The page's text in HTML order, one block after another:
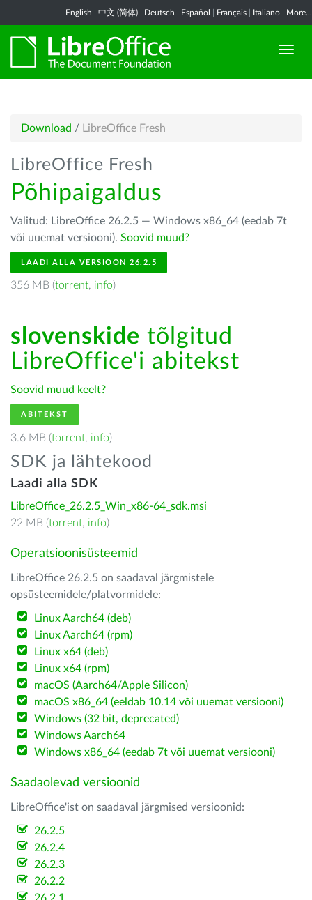
English 中文 (简体) Deutsch Español Français Italiano More...
Download / LibreOffice Fresh
LibreOffice Fresh
Põhipaigaldus
Valitud: LibreOffice 26.2.5 — Windows x86_64 (eedab 7t
või uuemat versiooni). Soovid muud?
LAADI ALLA VERSIOON 26.2.5
356 MB (torrent, info)
slovenskide tõlgitud
LibreOffice'i abitekst
Soovid muud keelt?
ABITEKST
3.6 MB (torrent, info)
SDK ja lähtekood
Laadi alla SDK
LibreOffice_26.2.5_Win_x86-64_sdk.msi
22 MB (torrent, info)
Operatsioonisüsteemid
LibreOffice 26.2.5 on saadaval järgmistele
opsüsteemidele/platvormidele:
Linux Aarch64 (deb)
Linux Aarch64 (rpm)
Linux x64 (deb)
Linux x64 (rpm)
macOS (Aarch64/Apple Silicon)
macOS x86_64 (eeldab 10.14 või uuemat versiooni)
Windows (32 bit, deprecated)
Windows Aarch64
Windows x86_64 (eedab 7t või uuemat versiooni)
Saadaolevad versioonid
LibreOffice'ist on saadaval järgmised versioonid:
26.2.5
26.2.4
26.2.3
26.2.2